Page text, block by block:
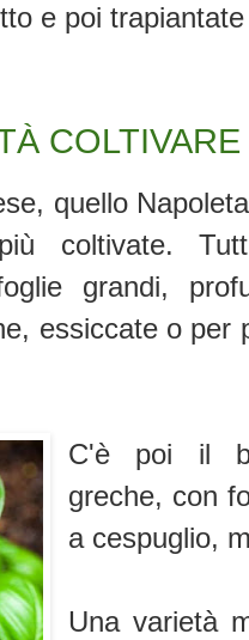
e poi
COLTIVARE
quello
coltivate.
grandi,
essiccate o per
C'è poi il
greche, con
a cespuglio,
Una varietà